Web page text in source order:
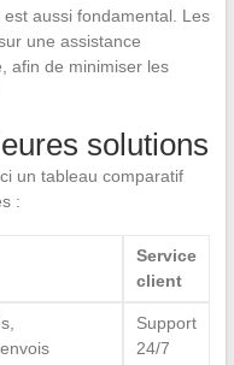
aussi fondamental. Les
une assistance
afin de minimiser les
solutions
un tableau comparatif
:
Service
client
Support
24/7